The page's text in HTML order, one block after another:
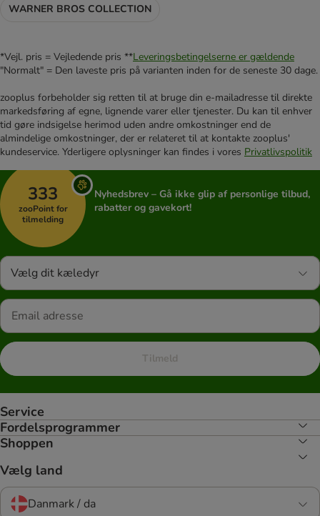
WARNER BROS COLLECTION
*Vejl. pris = Vejledende pris **Leveringsbetingelserne er gældende
"Normalt" = Den laveste pris på varianten inden for de seneste 30 dage.
zooplus forbeholder sig retten til at bruge din e-mailadresse til direkte
markedsføring af egne, lignende varer eller tjenester. Du kan til enhver
tid gøre indsigelse herimod uden andre omkostninger end de
almindelige omkostninger, der er relateret til at kontakte zooplus'
kundeservice. Yderligere oplysninger kan findes i vores Privatlivspolitik
333
zooPoint for
tilmelding
Nyhedsbrev – Gå ikke glip af personlige tilbud,
rabatter og gavekort!
Vælg dit kæledyr
Tilmeld
Service
Fordelsprogrammer
Shoppen
Vælg land
Danmark / da